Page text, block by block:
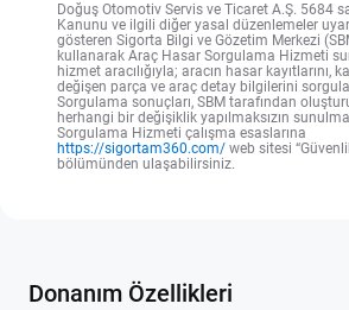
Doğuş Otomotiv Servis ve Ticaret A.Ş. 5684
Kanunu ve ilgili diğer yasal düzenlemeler
gösteren Sigorta Bilgi ve Gözetim Merkezi
kullanarak Araç Hasar Sorgulama Hizmeti
hizmet aracılığıyla; aracın hasar kayıtlarını,
değişen parça ve araç detay bilgilerini
Sorgulama sonuçları, SBM tarafından
herhangi bir değişiklik yapılmaksızın
Sorgulama Hizmeti çalışma esaslarına
https://sigortam360.com/ web sitesi
bölümünden ulaşabilirsiniz.
Donanım Özellikleri